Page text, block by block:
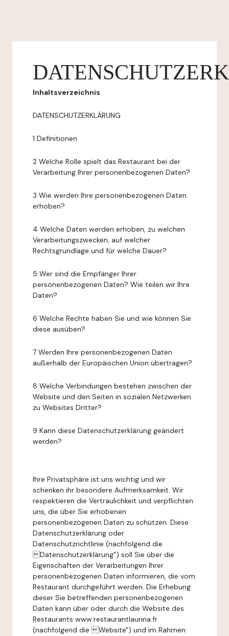
Inhaltsverzeichnis
DATENSCHUTZERKLÄRUNG
1 Definitionen
2 Welche Rolle spielt das Restaurant bei der
Verarbeitung Ihrer personenbezogenen Daten?
3 Wie werden Ihre personenbezogenen Daten
erhoben?
4 Welche Daten werden erhoben, zu welchen
Verarbeitungszwecken, auf welcher
Rechtsgrundlage und für welche Dauer?
5 Wer sind die Empfänger Ihrer
personenbezogenen Daten? Wie teilen wir Ihre
Daten?
6 Welche Rechte haben Sie und wie können Sie
diese ausüben?
7 Werden Ihre personenbezogenen Daten
außerhalb der Europäischen Union übertragen?
8 Welche Verbindungen bestehen zwischen der
Website und den Seiten in sozialen Netzwerken
zu Websites Dritter?
9 Kann diese Datenschutzerklärung geändert
werden?
Ihre Privatsphäre ist uns wichtig und wir
schenken ihr besondere Aufmerksamkeit. Wir
respektieren die Vertraulichkeit und verpflichten
uns, die über Sie erhobenen
personenbezogenen Daten zu schützen. Diese
Datenschutzerklärung oder
Datenschutzrichtlinie (nachfolgend die
Datenschutzerklärung") soll Sie über die
Eigenschaften der Verarbeitungen Ihrer
personenbezogenen Daten informieren, die vom
Restaurant durchgeführt werden. Die Erhebung
dieser Sie betreffenden personenbezogenen
Daten kann über oder durch die Website des
Restaurants www.restaurantlaurina.fr
(nachfolgend die Website") und im Rahmen